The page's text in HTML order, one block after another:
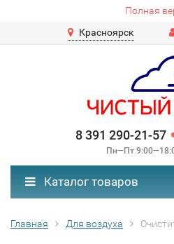
Полная
Красноярск
8 391 290-21-57
Пн—Пт
Каталог товаров
Главная Для воздуха